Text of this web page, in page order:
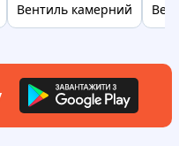
Вентиль камерний